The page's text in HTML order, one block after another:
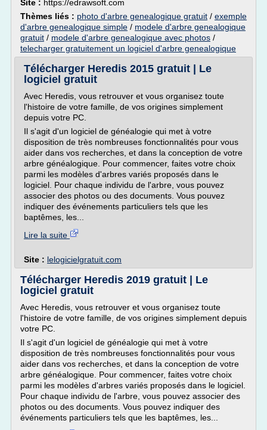
Site : https://edrawsoft.com
Thèmes liés : photo d'arbre genealogique gratuit / exemple
d'arbre genealogique simple / modele d'arbre genealogique
gratuit / modele d'arbre genealogique avec photos /
telecharger gratuitement un logiciel d'arbre genealogique
Télécharger Heredis 2015 gratuit | Le
logiciel gratuit
Avec Heredis, vous retrouver et vous organisez toute
l'histoire de votre famille, de vos origines simplement
depuis votre PC.
Il s'agit d'un logiciel de généalogie qui met à votre
disposition de très nombreuses fonctionnalités pour vous
aider dans vos recherches, et dans la conception de votre
arbre généalogique. Pour commencer, faites votre choix
parmi les modèles d'arbres variés proposés dans le
logiciel. Pour chaque individu de l'arbre, vous pouvez
associer des photos ou des documents. Vous pouvez
indiquer des événements particuliers tels que les
baptêmes, les...
Lire la suite
Site : lelogicielgratuit.com
Télécharger Heredis 2019 gratuit | Le
logiciel gratuit
Avec Heredis, vous retrouver et vous organisez toute
l'histoire de votre famille, de vos origines simplement depuis
votre PC.
Il s'agit d'un logiciel de généalogie qui met à votre
disposition de très nombreuses fonctionnalités pour vous
aider dans vos recherches, et dans la conception de votre
arbre généalogique. Pour commencer, faites votre choix
parmi les modèles d'arbres variés proposés dans le logiciel.
Pour chaque individu de l'arbre, vous pouvez associer des
photos ou des documents. Vous pouvez indiquer des
événements particuliers tels que les baptêmes, les...